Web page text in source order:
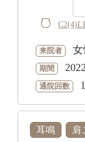
来院者
期間
通院回数
耳鳴 肩